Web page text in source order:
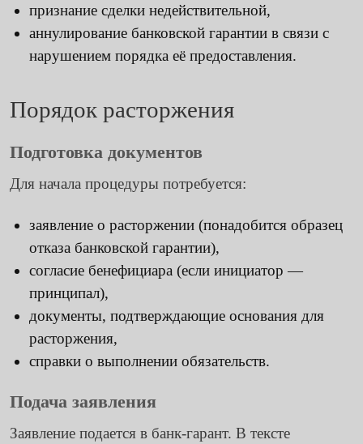
признание сделки недействительной,
аннулирование банковской гарантии в связи с
нарушением порядка её предоставления.
Порядок расторжения
Подготовка документов
Для начала процедуры потребуется:
заявление о расторжении (понадобится образец
отказа банковской гарантии),
согласие бенефициара (если инициатор —
принципал),
документы, подтверждающие основания для
расторжения,
справки о выполнении обязательств.
Подача заявления
Заявление подается в банк-гарант. В тексте